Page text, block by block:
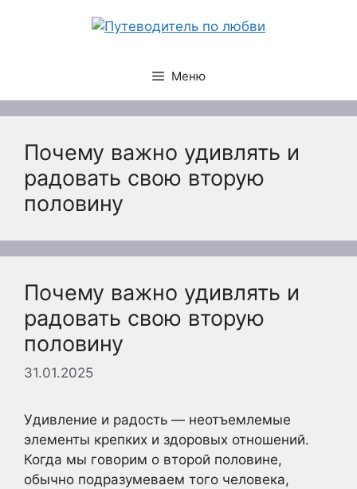
Меню
Почему важно удивлять и
радовать свою вторую
половину
Почему важно удивлять и
радовать свою вторую
половину
31.01.2025
Удивление и радость — неотъемлемые
элементы крепких и здоровых отношений.
Когда мы говорим о второй половине,
обычно подразумеваем того человека,